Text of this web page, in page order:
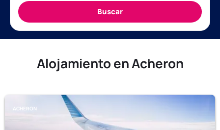
Alojamiento en Acheron
ACHERON